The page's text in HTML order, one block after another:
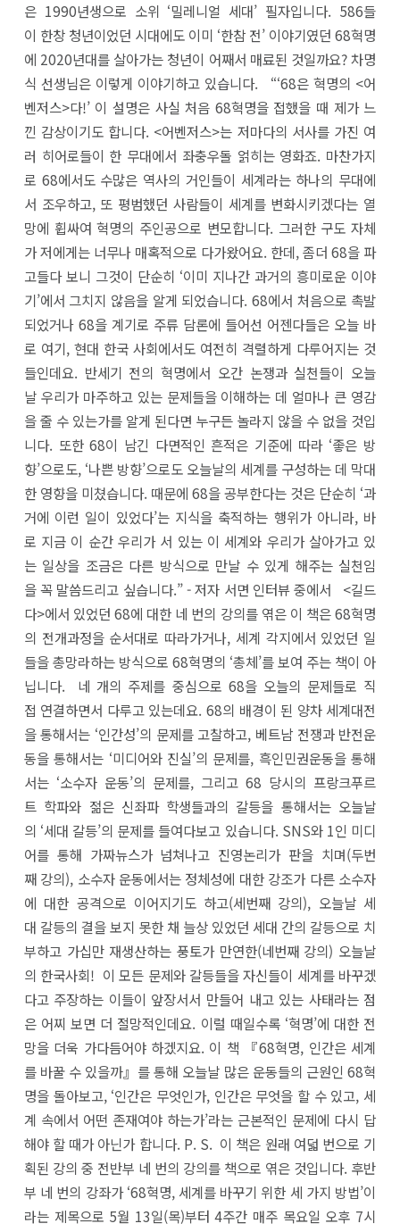
은 1990년생으로 소위 ‘밀레니얼 세대’ 필자입니다. 586들
이 한창 청년이었던 시대에도 이미 ‘한참 전’ 이야기였던 68혁명
에 2020년대를 살아가는 청년이 어째서 매료된 것일까요? 차명
식 선생님은 이렇게 이야기하고 있습니다. “‘68은 혁명의 <어
벤저스>다!’ 이 설명은 사실 처음 68혁명을 접했을 때 제가 느
낀 감상이기도 합니다. <어벤저스>는 저마다의 서사를 가진 여
러 히어로들이 한 무대에서 좌충우돌 얽히는 영화죠. 마찬가지
로 68에서도 수많은 역사의 거인들이 세계라는 하나의 무대에
서 조우하고, 또 평범했던 사람들이 세계를 변화시키겠다는 열
망에 휩싸여 혁명의 주인공으로 변모합니다. 그러한 구도 자체
가 저에게는 너무나 매혹적으로 다가왔어요. 한데, 좀더 68을 파
고들다 보니 그것이 단순히 ‘이미 지나간 과거의 흥미로운 이야
기’에서 그치지 않음을 알게 되었습니다. 68에서 처음으로 촉발
되었거나 68을 계기로 주류 담론에 들어선 어젠다들은 오늘 바
로 여기, 현대 한국 사회에서도 여전히 격렬하게 다루어지는 것
들인데요. 반세기 전의 혁명에서 오간 논쟁과 실천들이 오늘
날 우리가 마주하고 있는 문제들을 이해하는 데 얼마나 큰 영감
을 줄 수 있는가를 알게 된다면 누구든 놀라지 않을 수 없을 것입
니다. 또한 68이 남긴 다면적인 흔적은 기준에 따라 ‘좋은 방
향’으로도, ‘나쁜 방향’으로도 오늘날의 세계를 구성하는 데 막대
한 영향을 미쳤습니다. 때문에 68을 공부한다는 것은 단순히 ‘과
거에 이런 일이 있었다’는 지식을 축적하는 행위가 아니라, 바
로 지금 이 순간 우리가 서 있는 이 세계와 우리가 살아가고 있
는 일상을 조금은 다른 방식으로 만날 수 있게 해주는 실천임
을 꼭 말씀드리고 싶습니다.” - 저자 서면 인터뷰 중에서 <길드
다>에서 있었던 68에 대한 네 번의 강의를 엮은 이 책은 68혁명
의 전개과정을 순서대로 따라가거나, 세계 각지에서 있었던 일
들을 총망라하는 방식으로 68혁명의 ‘총체’를 보여 주는 책이 아
닙니다. 네 개의 주제를 중심으로 68을 오늘의 문제들로 직
접 연결하면서 다루고 있는데요. 68의 배경이 된 양차 세계대전
을 통해서는 ‘인간성’의 문제를 고찰하고, 베트남 전쟁과 반전운
동을 통해서는 ‘미디어와 진실’의 문제를, 흑인민권운동을 통해
서는 ‘소수자 운동’의 문제를, 그리고 68 당시의 프랑크푸르
트 학파와 젊은 신좌파 학생들과의 갈등을 통해서는 오늘날
의 ‘세대 갈등’의 문제를 들여다보고 있습니다. SNS와 1인 미디
어를 통해 가짜뉴스가 넘쳐나고 진영논리가 판을 치며(두번
째 강의), 소수자 운동에서는 정체성에 대한 강조가 다른 소수자
에 대한 공격으로 이어지기도 하고(세번째 강의), 오늘날 세
대 갈등의 결을 보지 못한 채 늘상 있었던 세대 간의 갈등으로 치
부하고 가십만 재생산하는 풍토가 만연한(네번째 강의) 오늘날
의 한국사회! 이 모든 문제와 갈등들을 자신들이 세계를 바꾸겠
다고 주장하는 이들이 앞장서서 만들어 내고 있는 사태라는 점
은 어찌 보면 더 절망적인데요. 이럴 때일수록 ‘혁명’에 대한 전
망을 더욱 가다듬어야 하겠지요. 이 책 『68혁명, 인간은 세계
를 바꿀 수 있을까』를 통해 오늘날 많은 운동들의 근원인 68혁
명을 돌아보고, ‘인간은 무엇인가, 인간은 무엇을 할 수 있고, 세
계 속에서 어떤 존재여야 하는가’라는 근본적인 문제에 다시 답
해야 할 때가 아닌가 합니다. P. S. 이 책은 원래 여덟 번으로 기
획된 강의 중 전반부 네 번의 강의를 책으로 엮은 것입니다. 후반
부 네 번의 강좌가 ‘68혁명, 세계를 바꾸기 위한 세 가지 방법’이
라는 제목으로 5월 13일(목)부터 4주간 매주 목요일 오후 7시